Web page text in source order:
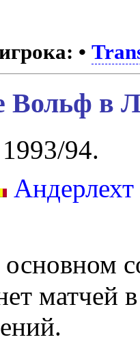
•
в
94.
Андерлехт
основном
матчей